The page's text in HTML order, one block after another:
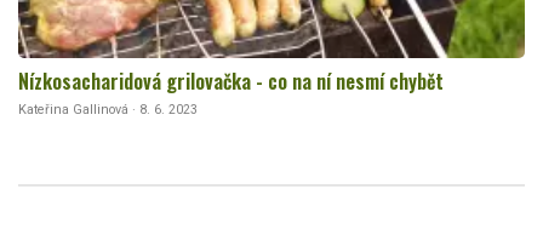
Nízkosacharidová grilovačka - co na ní nesmí chybět
Kateřina Gallinová · 8. 6. 2023